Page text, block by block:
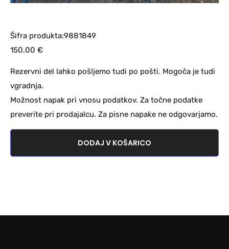
Šifra produkta:9881849
150,00 €
Rezervni del lahko pošljemo tudi po pošti. Mogoča je tudi
vgradnja.
Možnost napak pri vnosu podatkov. Za točne podatke
preverite pri prodajalcu. Za pisne napake ne odgovarjamo.
DODAJ V KOŠARICO